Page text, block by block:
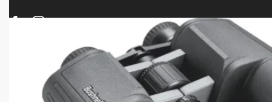
ΠΡΟΪΟΝΤΑ ΝΕΕΣ ΑΦΙΞΕΙΣ